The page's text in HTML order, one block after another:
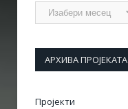
Архиве
АРХИВА ПРОЈЕКАТА
Пројекти